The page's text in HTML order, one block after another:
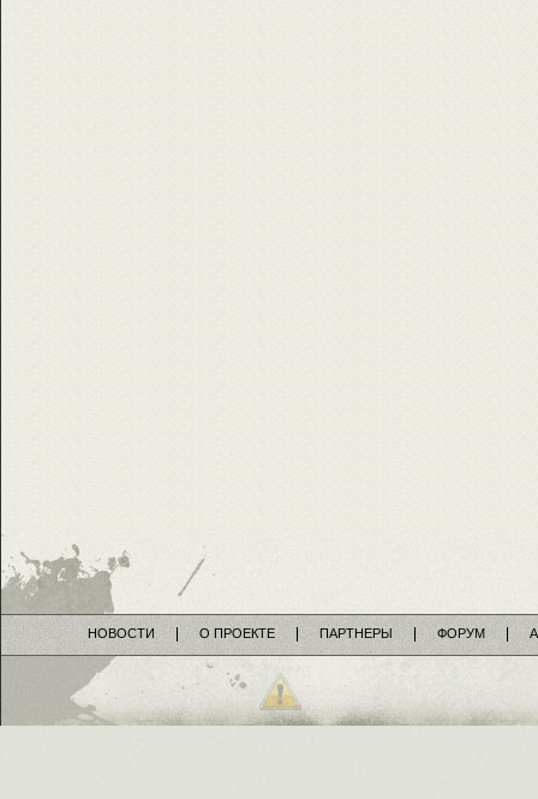
НОВОСТИ О ПРОЕКТЕ ПАРТНЕРЫ ФОРУМ